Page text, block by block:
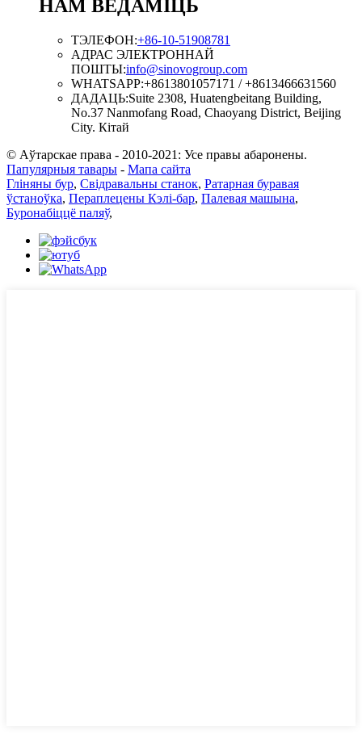
НАМ ВЕДАМІЦЬ
ТЭЛЕФОН:+86-10-51908781
АДРАС ЭЛЕКТРОННАЙ
ПОШТЫ:info@sinovogroup.com
WHATSAPP:+8613801057171 / +8613466631560
ДАДАЦЬ:Suite 2308, Huatengbeitang Building,
No.37 Nanmofang Road, Chaoyang District, Beijing
City. Кітай
© Аўтарскае права - 2010-2021: Усе правы абаронены.
Папулярныя тавары - Мапа сайта
Гліняны бур, Свідравальны станок, Ратарная буравая
ўстаноўка, Пераплецены Кэлі-бар, Палевая машына,
Буронабіццё паляў,